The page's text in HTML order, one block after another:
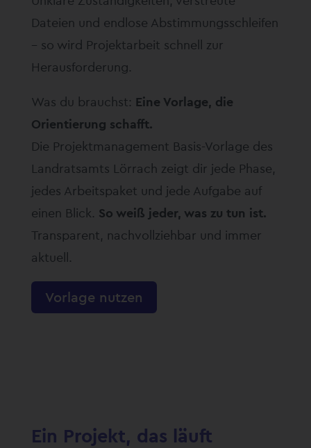
Dateien und endlose Abstimmungsschleifen
– so wird Projektarbeit schnell zur
Herausforderung.
Was du brauchst: Eine Vorlage, die
Orientierung schafft.
Die Projektmanagement Basis-Vorlage des
Landratsamts Lörrach zeigt dir jede Phase,
jedes Arbeitspaket und jede Aufgabe auf
einen Blick. So weiß jeder, was zu tun ist.
Transparent, nachvollziehbar und immer
aktuell.
Vorlage nutzen
Ein Projekt, das läuft